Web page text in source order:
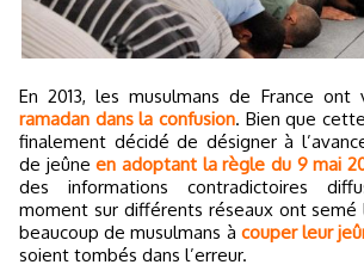
En 2013, les musulmans de France ont
ramadan dans la confusion. Bien que
finalement décidé de désigner à
de jeûneen adoptant la règle du 9 mai
des informations contradictoires
moment sur différents réseaux ont
beaucoup de musulmans à couper leur
soient tombés dans l’erreur.